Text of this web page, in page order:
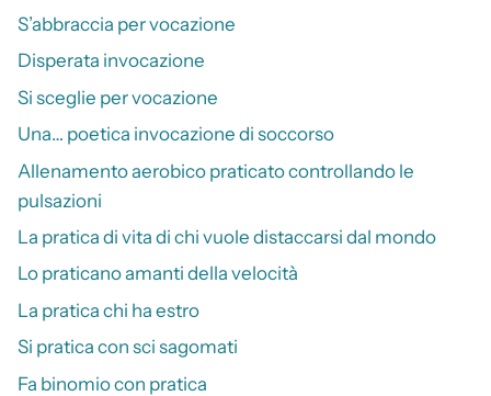
S’abbraccia per vocazione
Disperata invocazione
Si sceglie per vocazione
Una… poetica invocazione di soccorso
Allenamento aerobico praticato controllando le
pulsazioni
La pratica di vita di chi vuole distaccarsi dal mondo
Lo praticano amanti della velocità
La pratica chi ha estro
Si pratica con sci sagomati
Fa binomio con pratica